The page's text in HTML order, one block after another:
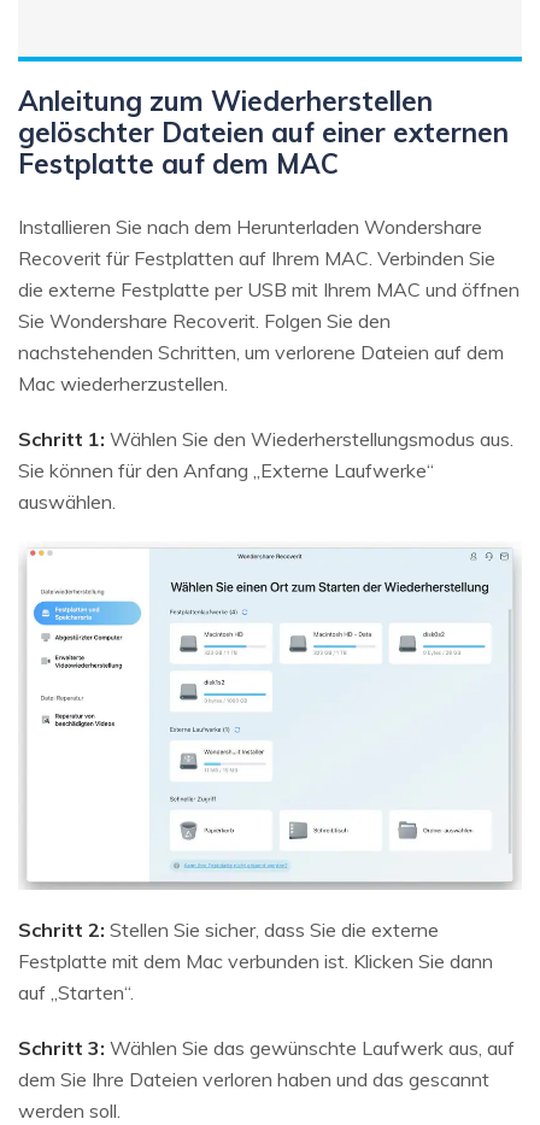
Anleitung zum Wiederherstellen
gelöschter Dateien auf einer externen
Festplatte auf dem MAC
Installieren Sie nach dem Herunterladen Wondershare
Recoverit für Festplatten auf Ihrem MAC. Verbinden Sie
die externe Festplatte per USB mit Ihrem MAC und öffnen
Sie Wondershare Recoverit. Folgen Sie den
nachstehenden Schritten, um verlorene Dateien auf dem
Mac wiederherzustellen.
Schritt 1: Wählen Sie den Wiederherstellungsmodus aus.
Sie können für den Anfang „Externe Laufwerke“
auswählen.
Schritt 2: Stellen Sie sicher, dass Sie die externe
Festplatte mit dem Mac verbunden ist. Klicken Sie dann
auf „Starten“.
Schritt 3: Wählen Sie das gewünschte Laufwerk aus, auf
dem Sie Ihre Dateien verloren haben und das gescannt
werden soll.